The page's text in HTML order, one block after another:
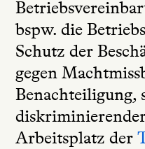
bspw. die
Schutz der
gegen
Benachteiligung,
Arbeitsplatz der